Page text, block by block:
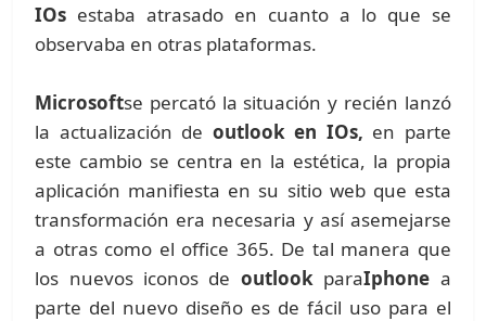
IOs estaba atrasado en cuanto a lo que se
observaba en otras plataformas.
Microsoftse percató la situación y recién lanzó
la actualización de outlook en IOs, en parte
este cambio se centra en la estética, la propia
aplicación manifiesta en su sitio web que esta
transformación era necesaria y así asemejarse
a otras como el office 365. De tal manera que
los nuevos iconos de outlook paraIphone a
parte del nuevo diseño es de fácil uso para el